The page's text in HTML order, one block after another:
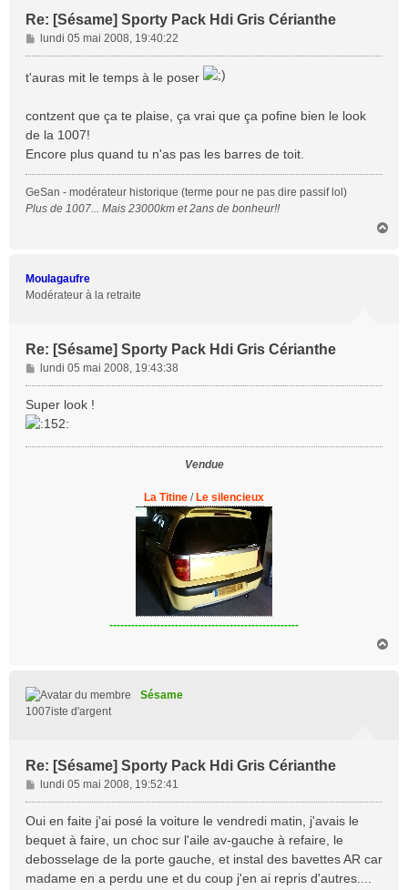
Re: [Sésame] Sporty Pack Hdi Gris Cérianthe
M
e
g
e
lundi 05 mai 2008, 19:40:22
t'auras mit le temps à le poser
contzent que ça te plaise, ça vrai que ça pofine bien le look
de la 1007!
Encore plus quand tu n'as pas les barres de toit.
GeSan - modérateur historique (terme pour ne pas dire passif lol)
Plus de 1007... Mais 23000km et 2ans de bonheur!!
Moulagaufre
Modérateur à la retraite
Re: [Sésame] Sporty Pack Hdi Gris Cérianthe
M
e
s
s
a
g
lundi 05 mai 2008, 19:43:38
Super look !
Vendue
La Titine / Le silencieux
----------------------------------------------------
Sésame
1007iste d'argent
Re: [Sésame] Sporty Pack Hdi Gris Cérianthe
M
e
s
g
e
lundi 05 mai 2008, 19:52:41
Oui en faite j'ai posé la voiture le vendredi matin, j'avais le
bequet à faire, un choc sur l'aile av-gauche à refaire, le
debosselage de la porte gauche, et instal des bavettes AR car
madame en a perdu une et du coup j'en ai repris d'autres....